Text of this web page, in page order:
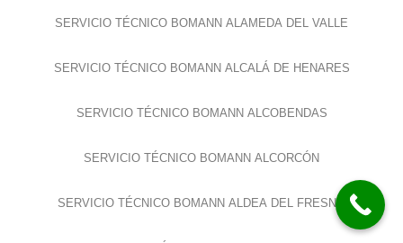
SERVICIO TÉCNICO BOMANN ALAMEDA DEL VALLE
SERVICIO TÉCNICO BOMANN ALCALÁ DE HENARES
SERVICIO TÉCNICO BOMANN ALCOBENDAS
SERVICIO TÉCNICO BOMANN ALCORCÓN
SERVICIO TÉCNICO BOMANN ALDEA DEL FRESNO